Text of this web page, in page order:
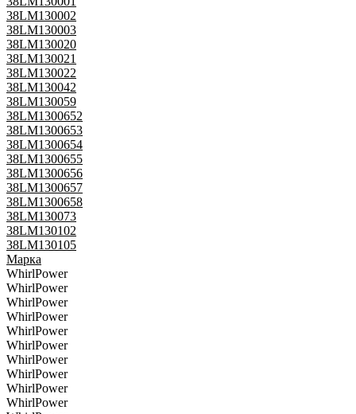
38LM130002
38LM130003
38LM130020
38LM130021
38LM130022
38LM130042
38LM130059
38LM1300652
38LM1300653
38LM1300654
38LM1300655
38LM1300656
38LM1300657
38LM1300658
38LM130073
38LM130102
38LM130105
Марка
WhirlPower
WhirlPower
WhirlPower
WhirlPower
WhirlPower
WhirlPower
WhirlPower
WhirlPower
WhirlPower
WhirlPower